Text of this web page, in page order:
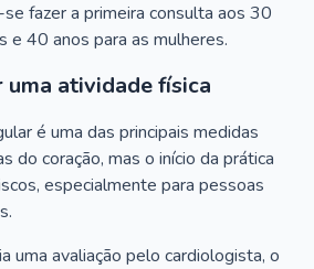
se fazer a primeira consulta aos 30
e 40 anos para as mulheres.
atividade física
é uma das principais medidas
do coração, mas o início da prática
especialmente para pessoas
uma avaliação pelo cardiologista, o